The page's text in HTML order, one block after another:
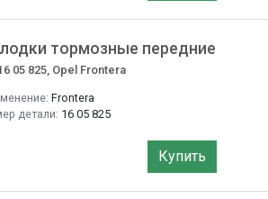
тормозные передние
05 825, Opel Frontera
Frontera
детали: 16 05 825
Купить